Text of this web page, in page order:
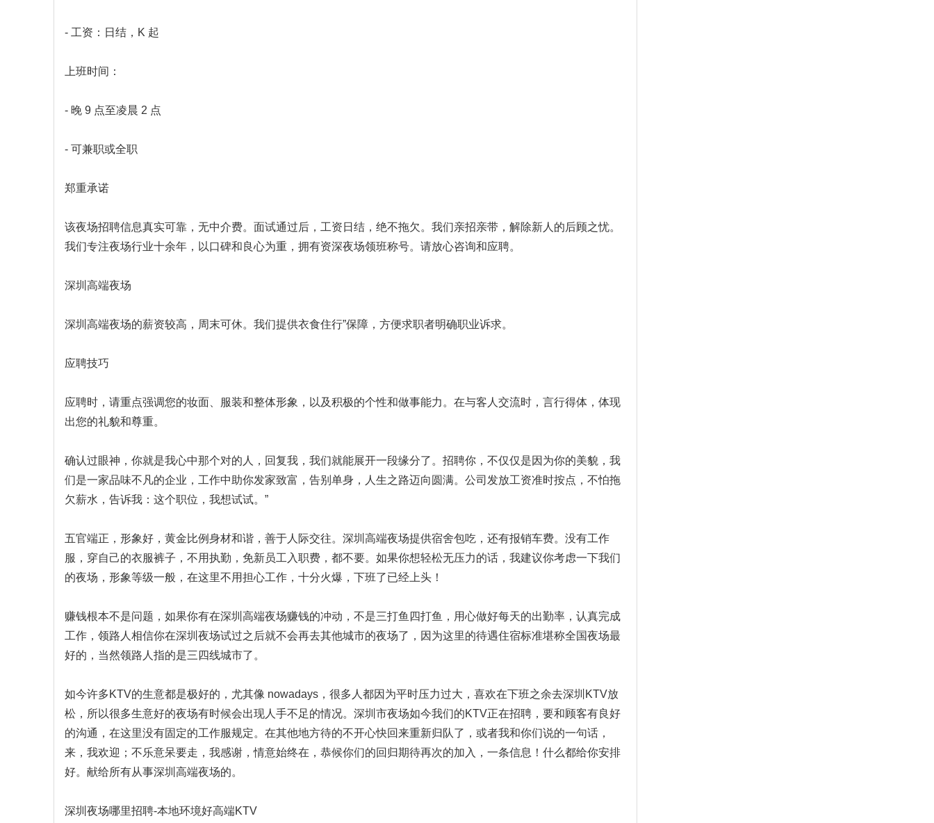
- 工资：日结，K 起
上班时间：
- 晚 9 点至凌晨 2 点
- 可兼职或全职
郑重承诺
该夜场招聘信息真实可靠，无中介费。面试通过后，工资日结，绝不拖欠。我们亲招亲带，解除新人的后顾之忧。
我们专注夜场行业十余年，以口碑和良心为重，拥有资深夜场领班称号。请放心咨询和应聘。
深圳高端夜场
深圳高端夜场的薪资较高，周末可休。我们提供衣食住行”保障，方便求职者明确职业诉求。
应聘技巧
应聘时，请重点强调您的妆面、服装和整体形象，以及积极的个性和做事能力。在与客人交流时，言行得体，体现
出您的礼貌和尊重。
确认过眼神，你就是我心中那个对的人，回复我，我们就能展开一段缘分了。招聘你，不仅仅是因为你的美貌，我
们是一家品味不凡的企业，工作中助你发家致富，告别单身，人生之路迈向圆满。公司发放工资准时按点，不怕拖
欠薪水，告诉我：这个职位，我想试试。”
五官端正，形象好，黄金比例身材和谐，善于人际交往。深圳高端夜场提供宿舍包吃，还有报销车费。没有工作
服，穿自己的衣服裤子，不用执勤，免新员工入职费，都不要。如果你想轻松无压力的话，我建议你考虑一下我们
的夜场，形象等级一般，在这里不用担心工作，十分火爆，下班了已经上头！
赚钱根本不是问题，如果你有在深圳高端夜场赚钱的冲动，不是三打鱼四打鱼，用心做好每天的出勤率，认真完成
工作，领路人相信你在深圳夜场试过之后就不会再去其他城市的夜场了，因为这里的待遇住宿标准堪称全国夜场最
好的，当然领路人指的是三四线城市了。
如今许多KTV的生意都是极好的，尤其像 nowadays，很多人都因为平时压力过大，喜欢在下班之余去深圳KTV放
松，所以很多生意好的夜场有时候会出现人手不足的情况。深圳市夜场如今我们的KTV正在招聘，要和顾客有良好
的沟通，在这里没有固定的工作服规定。在其他地方待的不开心快回来重新归队了，或者我和你们说的一句话，
来，我欢迎；不乐意呆要走，我感谢，情意始终在，恭候你们的回归期待再次的加入，一条信息！什么都给你安排
好。献给所有从事深圳高端夜场的。
深圳夜场哪里招聘-本地环境好高端KTV